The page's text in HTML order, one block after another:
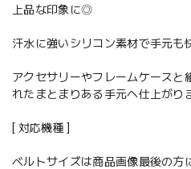
上品な印象に◎
汗水に強いシリコン素材で手元も
アクセサリーやフレームケースと
れたまとまりある手元へ仕上がり
[ 対応機種 ]
ベルトサイズは商品画像最後の方